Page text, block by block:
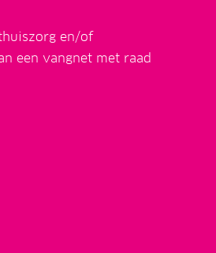
en/of
een vangnet met raad